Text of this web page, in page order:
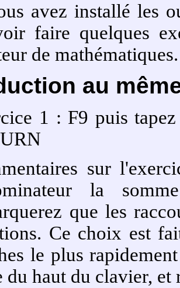
avez installé les
faire quelques
de mathématiques.
au
1 : F9 puis
sur
la
que les
Ce choix est
le plus
du haut du clavier, et